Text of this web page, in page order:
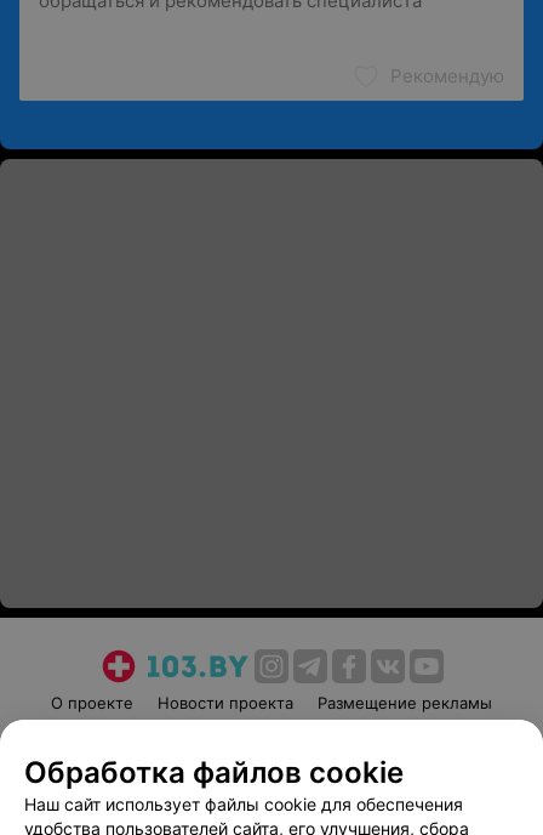
Рекомендую
О проекте Новости проекта
Размещение рекламы
Пользовательское соглашение
Способы оплаты
Вакансии
Партнеры
Обработка файлов cookie
Наш сайт использует файлы cookie для обеспечения
удобства пользователей сайта, его улучшения, сбора